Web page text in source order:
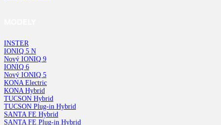
INSTER
IONIQ 5 N
Nový IONIQ 9
IONIQ 6
Nový IONIQ 5
KONA Electric
KONA Hybrid
TUCSON Hybrid
TUCSON Plug-in Hybrid
SANTA FE Hybrid
SANTA FE Plug-in Hybrid